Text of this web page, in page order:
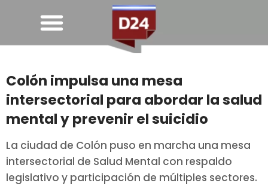
Colón impulsa una mesa
intersectorial para abordar la salud
mental y prevenir el suicidio
La ciudad de Colón puso en marcha una mesa
intersectorial de Salud Mental con respaldo
legislativo y participación de múltiples sectores.